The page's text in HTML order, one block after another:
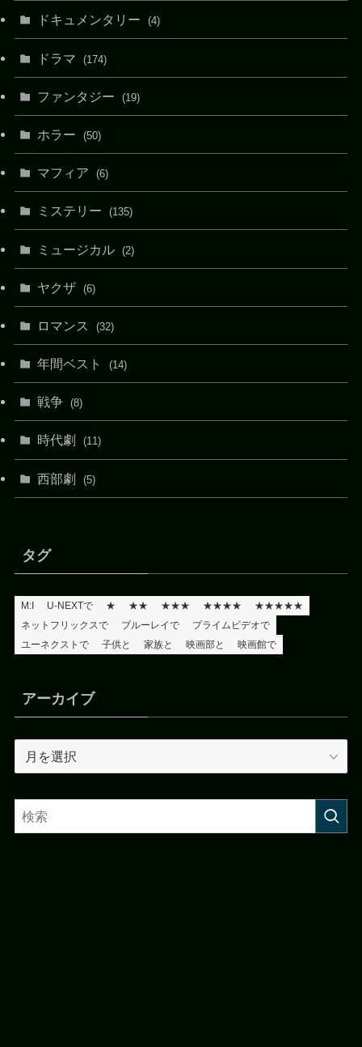
ドキュメンタリー (4)
ドラマ (174)
ファンタジー (19)
ホラー (50)
マフィア (6)
ミステリー (135)
ミュージカル (2)
ヤクザ (6)
ロマンス (32)
年間ベスト (14)
戦争 (8)
時代劇 (11)
西部劇 (5)
タグ
M:I U-NEXTで ★ ★★ ★★★ ★★★★
★★★★★
ネットフリックスで
ブルーレイで
プライムビデオで
ユーネクストで
子供と 家族と 映画部と 映画館で
アーカイブ
ー
イ
ブ